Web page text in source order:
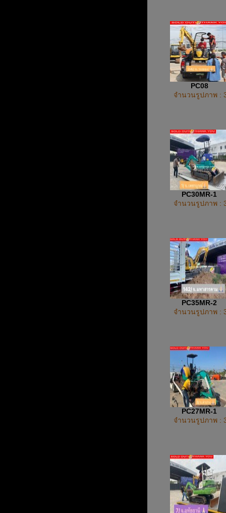
PC08
จำนวนรูปภาพ :
PC30MR-1
จำนวนรูปภาพ :
PC35MR-2
จำนวนรูปภาพ :
PC27MR-1
จำนวนรูปภาพ :